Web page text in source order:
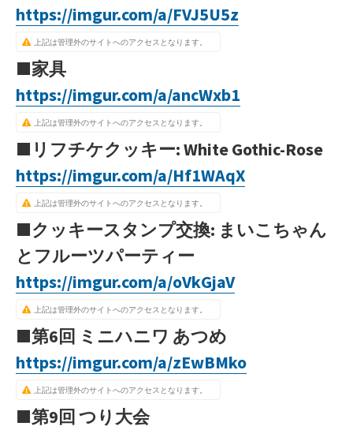
https://imgur.com/a/FVJ5U5z
上記は管理外のサイトへのアクセスとなります。
■家具
https://imgur.com/a/ancWxb1
上記は管理外のサイトへのアクセスとなります。
■リフチケクッキー: White Gothic-Rose
https://imgur.com/a/Hf1WAqX
上記は管理外のサイトへのアクセスとなります。
■クッキースタンプ交換: まいこちゃん
とフルーツパーティー
https://imgur.com/a/oVkGjaV
上記は管理外のサイトへのアクセスとなります。
■第6回 ミニハニワ あつめ
https://imgur.com/a/zEwBMko
上記は管理外のサイトへのアクセスとなります。
■第9回 つり大会